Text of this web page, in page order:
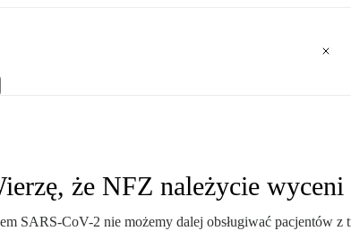
że NFZ należycie wyceni
SARS-CoV-2 nie możemy dalej obsługiwać pacjentów